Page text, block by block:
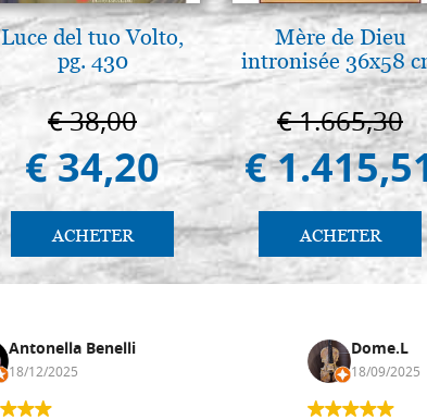
Luce del tuo Volto,
pg. 430
€ 38,00
€ 34,20
ACHETER
Mère de Dieu
intronisée 36x58
€ 1.665,30
€
ACHETER
Antonella Benelli
18/12/2025
Dome.L
18/09/2025